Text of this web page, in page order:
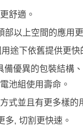
舒適。
以上空間的應用
途下依舊提供更快
優異的包裝結構
池組使用壽命。
式並且有更多樣的
多, 切割更快速。